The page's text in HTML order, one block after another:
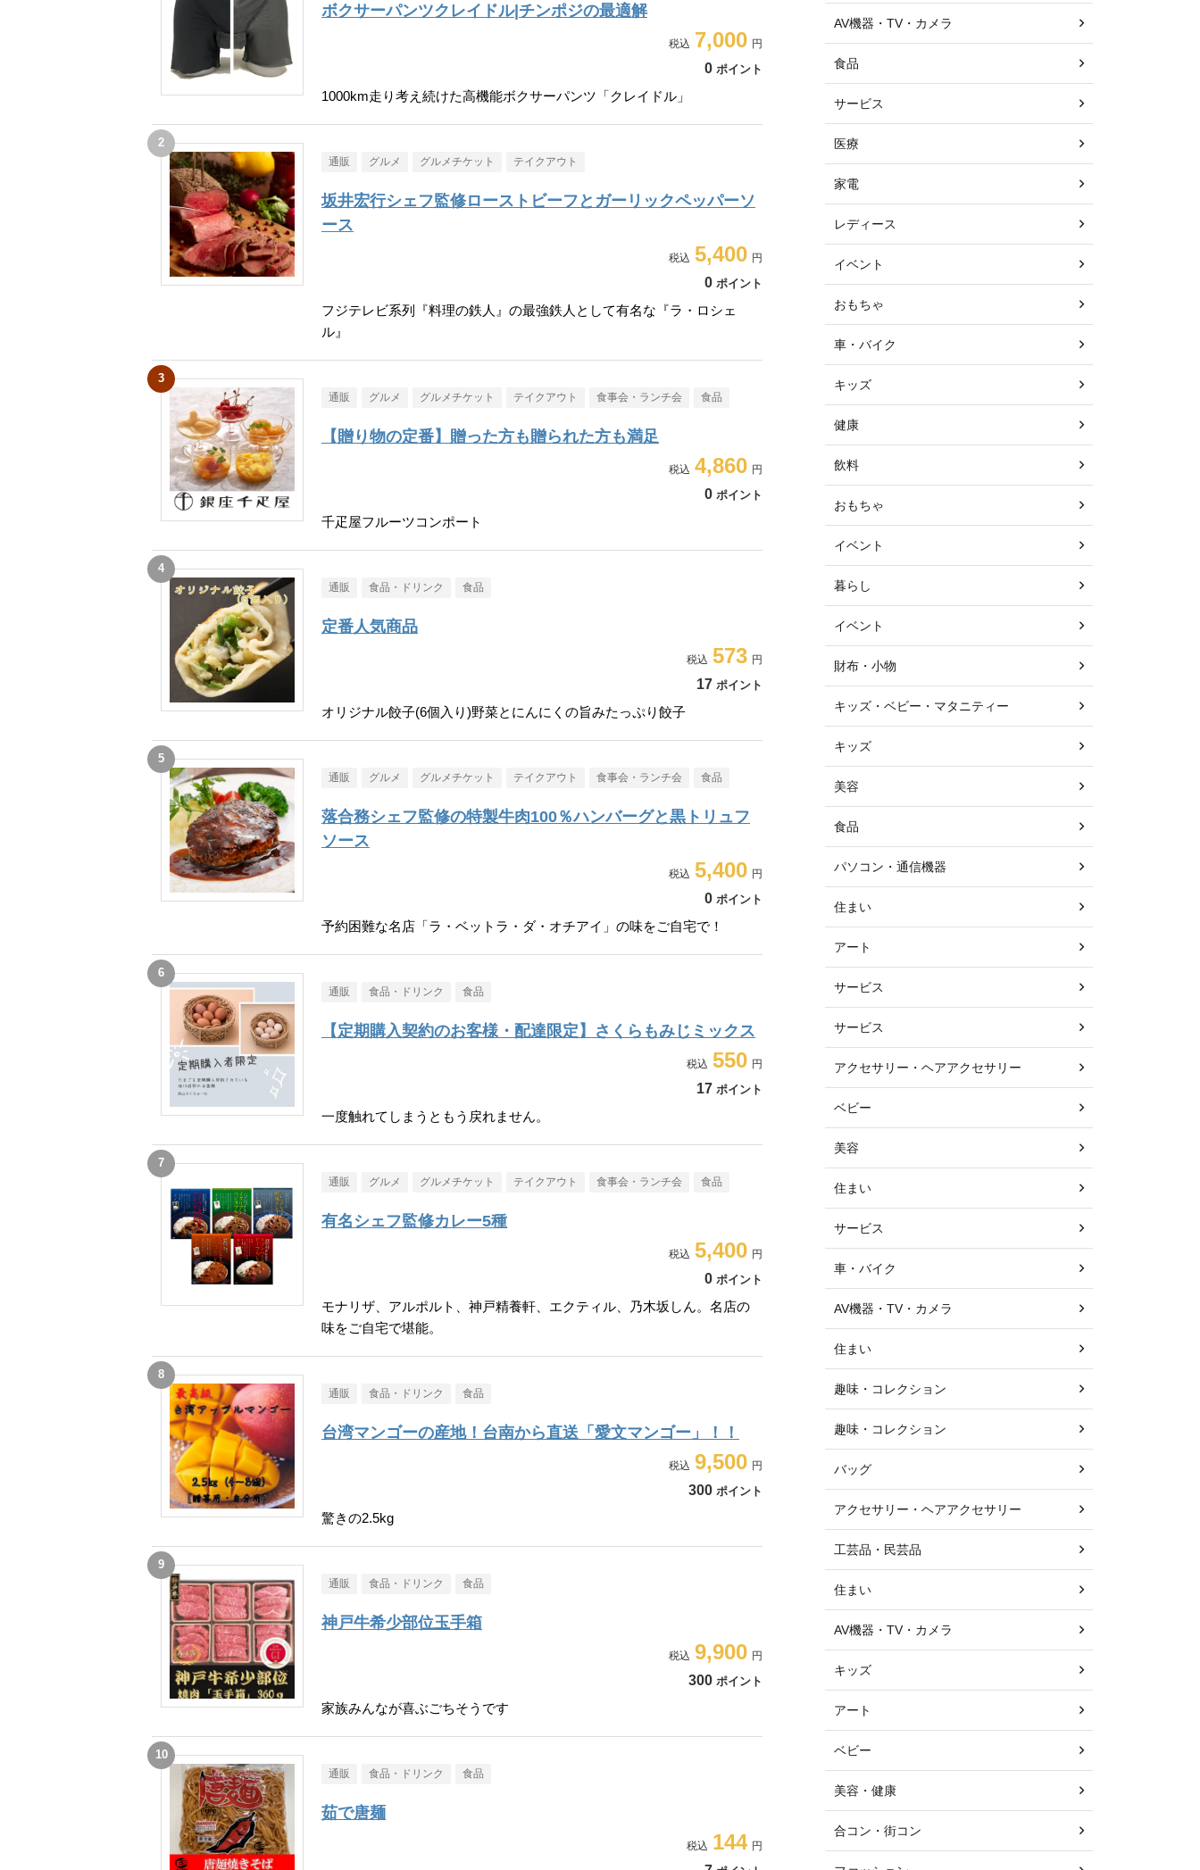
ボクサーパンツクレイドル|チンポジの最適解
7,000
0 ポイント
1000km走り考え続けた高機能ボクサーパンツ「クレイドル」
通販 グルメ グルメチケット テイクアウト
坂井宏行シェフ監修ローストビーフとガーリックペッパーソ
ース
5,400
0 ポイント
フジテレビ系列『料理の鉄人』の最強鉄人として有名な『ラ・ロシェ
ル』
通販 グルメ グルメチケット テイクアウト 食事会・ランチ会 食品
【贈り物の定番】贈った方も贈られた方も満足
4,860
0 ポイント
千疋屋フルーツコンポート
通販 食品・ドリンク 食品
定番人気商品
573
17 ポイント
オリジナル餃子(6個入り)野菜とにんにくの旨みたっぷり餃子
通販 グルメ グルメチケット テイクアウト 食事会・ランチ会 食品
落合務シェフ監修の特製牛肉100％ハンバーグと黒トリュフ
ソース
5,400
0 ポイント
予約困難な名店「ラ・ベットラ・ダ・オチアイ」の味をご自宅で！
通販 食品・ドリンク 食品
【定期購入契約のお客様・配達限定】さくらもみじミックス
550
17 ポイント
一度触れてしまうともう戻れません。
通販 グルメ グルメチケット テイクアウト 食事会・ランチ会 食品
有名シェフ監修カレー5種
5,400
0 ポイント
モナリザ、アルポルト、神戸精養軒、エクティル、乃木坂しん。名店の
味をご自宅で堪能。
通販 食品・ドリンク 食品
台湾マンゴーの産地！台南から直送「愛文マンゴー」！！
9,500
300 ポイント
驚きの2.5kg
通販 食品・ドリンク 食品
神戸牛希少部位玉手箱
9,900
300 ポイント
家族みんなが喜ぶごちそうです
通販 食品・ドリンク 食品
茹で唐麺
144
AV機器・TV・カメラ
食品
サービス
医療
家電
レディース
イベント
おもちゃ
車・バイク
キッズ
健康
飲料
おもちゃ
イベント
暮らし
イベント
財布・小物
キッズ・ベビー・マタニティー
キッズ
美容
食品
パソコン・通信機器
住まい
アート
サービス
サービス
アクセサリー・ヘアアクセサリー
ベビー
美容
住まい
サービス
車・バイク
AV機器・TV・カメラ
住まい
趣味・コレクション
趣味・コレクション
バッグ
アクセサリー・ヘアアクセサリー
工芸品・民芸品
住まい
AV機器・TV・カメラ
キッズ
アート
ベビー
美容・健康
合コン・街コン